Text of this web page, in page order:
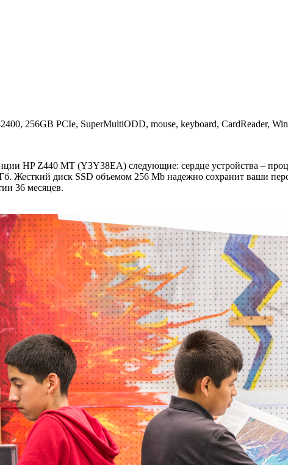
256GB PCIe, SuperMultiODD, mouse, keyboard, CardReader,
HP Z440 MT (Y3Y38EA) следующие: сердце устройства –
Жесткий диск SSD объемом 256 Mb надежно сохранит ваши
36 месяцев.